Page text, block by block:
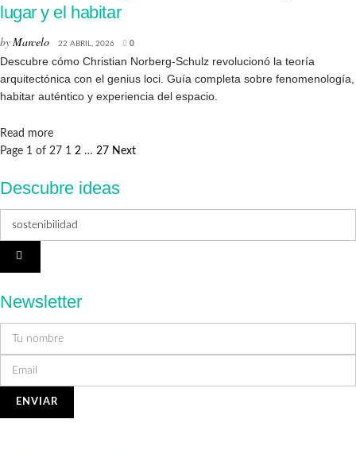
lugar y el habitar
byMarcelo 22 ABRIL, 2026 0
Descubre cómo Christian Norberg-Schulz revolucionó la teoría
arquitectónica con el genius loci. Guía completa sobre fenomenología,
habitar auténtico y experiencia del espacio.
Read moreDetails
Page 1 of 27 1 2 … 27 Next
Descubre ideas
Newsletter